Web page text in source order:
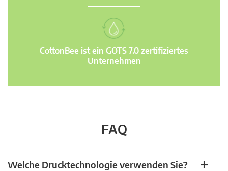
CottonBee ist ein GOTS 7.0 zertifiziertes
Unternehmen
FAQ
Welche Drucktechnologie verwenden Sie?